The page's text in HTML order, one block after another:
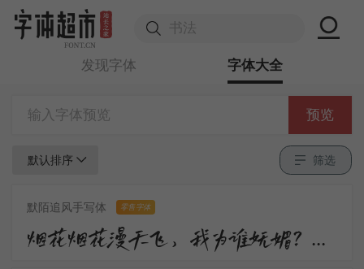
发现字体 字体大全
预览
默认排序 筛选
默陌追风手写体 零售字体
烟花烟花漫天飞，我为谁妩媚？不过是醉眼看花，花也醉。流沙流沙漫天飞，我为谁憔悴？不过是缘来缘散，缘如水。